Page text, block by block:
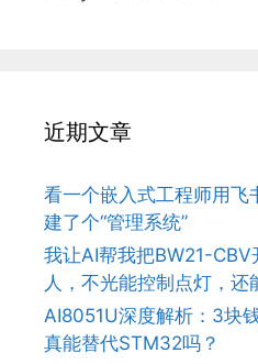
近期文章
看一个嵌入式工程师用飞
建了个“管理系统”
我让AI帮我把BW21-
人，不光能控制点灯，还
AI8051U深度解析：3块
真能替代STM32吗？